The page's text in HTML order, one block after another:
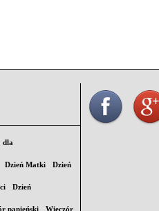
dla
Dzień Matki Dzień
Dzień
panieński Wieczór